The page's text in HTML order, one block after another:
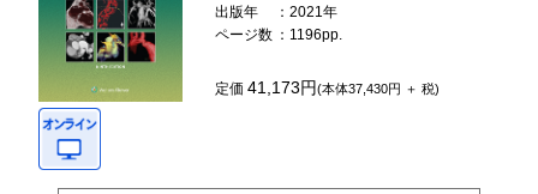
出版年
：2021年
ページ数 ：1196pp.
定価41,173円(本体37,430円 ＋ 税)